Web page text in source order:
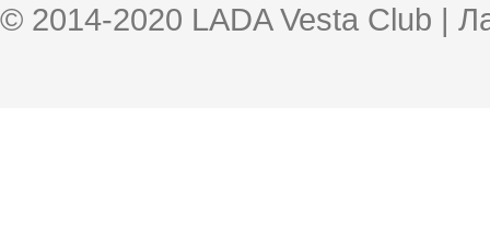
© 2014-2020 LADA Vesta Club |